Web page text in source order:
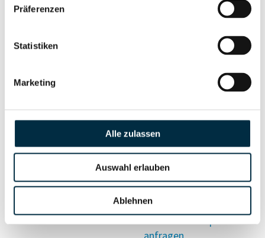
Präferenzen
Statistiken
Marketing
Alle zulassen
Auswahl erlauben
Ablehnen
Wirtschaftlich
Vollständiges
Sanktionslistenstatus
Unternehmensprofil
anfragen
Insolvenzinformationen